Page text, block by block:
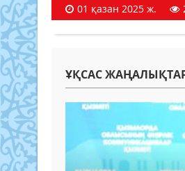
01 қазан 2025 ж.
ҰҚСАС